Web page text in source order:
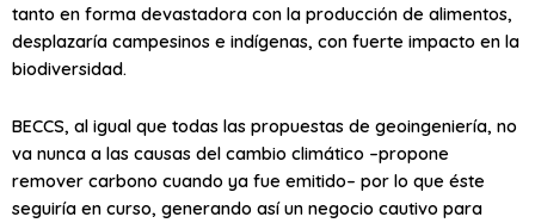
tanto en forma devastadora con la producción de alimentos,
desplazaría campesinos e indígenas, con fuerte impacto en la
biodiversidad.
BECCS, al igual que todas las propuestas de geoingeniería, no
va nunca a las causas del cambio climático –propone
remover carbono cuando ya fue emitido– por lo que éste
seguiría en curso, generando así un negocio cautivo para